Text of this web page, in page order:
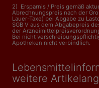
2) Ersparnis / Preis gemäß
Abrechnungspreis nach der
Lauer-Taxe) bei Abgabe zu
SGB V aus dem Abgabepreis
der
Bei nicht
Apotheken nicht verbindlich.
weitere